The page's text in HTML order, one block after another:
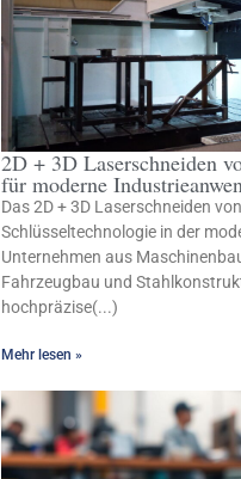
2D + 3D Laserschneiden
für moderne
Das 2D + 3D Laserschneiden
Schlüsseltechnologie in der
Unternehmen aus
Fahrzeugbau und
hochpräzise(...)
Mehr lesen »